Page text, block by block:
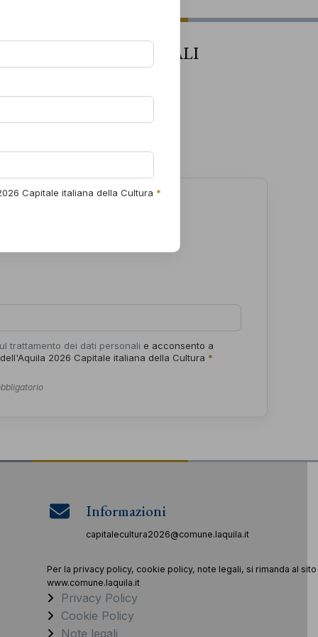
I PARTNER UFFICIALI
trattamento dei dati personali e acconsento a
2026 Capitale italiana della Cultura *
Informazioni
capitalecultura2026@comune.laquila.it
Per la privacy policy, cookie policy, note legali, si rimanda al sito
www.comune.laquila.it
Privacy Policy
Cookie Policy
Note legali
Capitale italiana della Cultura *